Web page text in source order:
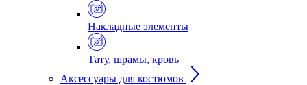
Накладные элементы
Тату, шрамы, кровь
Аксессуары для костюмов